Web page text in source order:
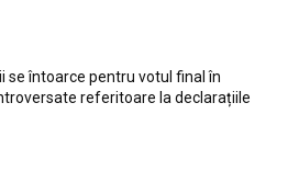
se întoarce pentru votul final în
referitoare la declarațiile